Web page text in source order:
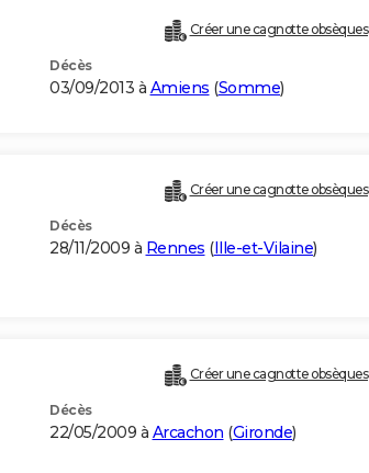
Créer une cagnotte obsèques
Décès
03/09/2013 à Amiens (Somme)
Créer une cagnotte obsèques
Décès
28/11/2009 à Rennes (Ille-et-Vilaine)
Créer une cagnotte obsèques
Décès
22/05/2009 à Arcachon (Gironde)